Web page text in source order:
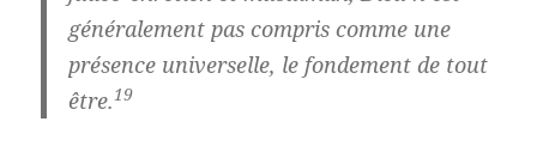
généralement pas compris comme une
présence universelle, le fondement de tout
être.19